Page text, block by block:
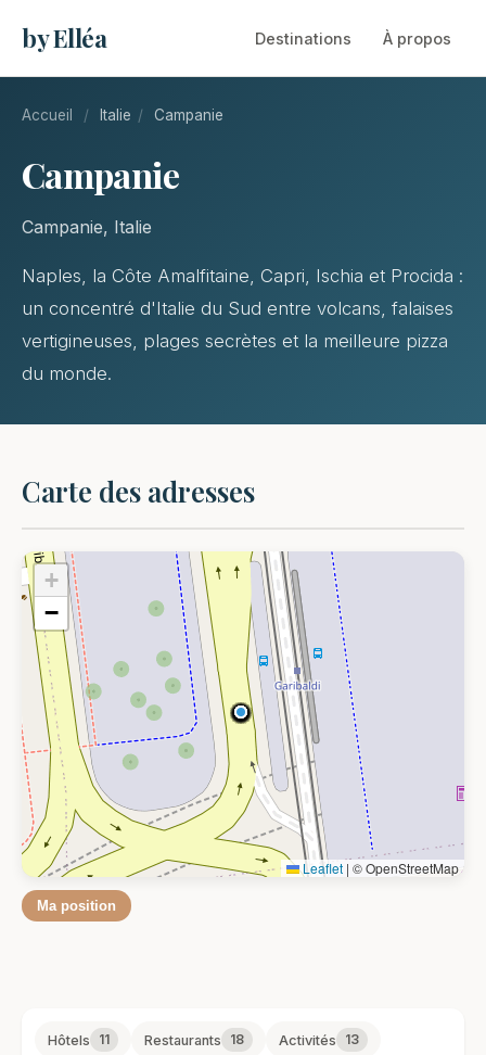
by Elléa Destinations À propos
Accueil / Italie / Campanie
Campanie
Campanie, Italie
Naples, la Côte Amalfitaine, Capri, Ischia et Procida :
un concentré d'Italie du Sud entre volcans, falaises
vertigineuses, plages secrètes et la meilleure pizza
du monde.
Carte des adresses
+
−
Leaflet | © OpenStreetMap
Ma position
Hôtels 11 Restaurants 18 Activités 13